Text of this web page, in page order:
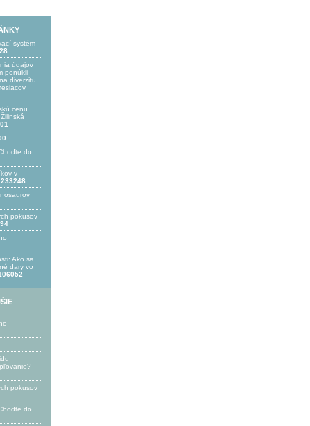
systém
údajov
ponúkli
diverzitu
cenu
do
v
233248
pokusov
Ako sa
dary vo
pokusov
do